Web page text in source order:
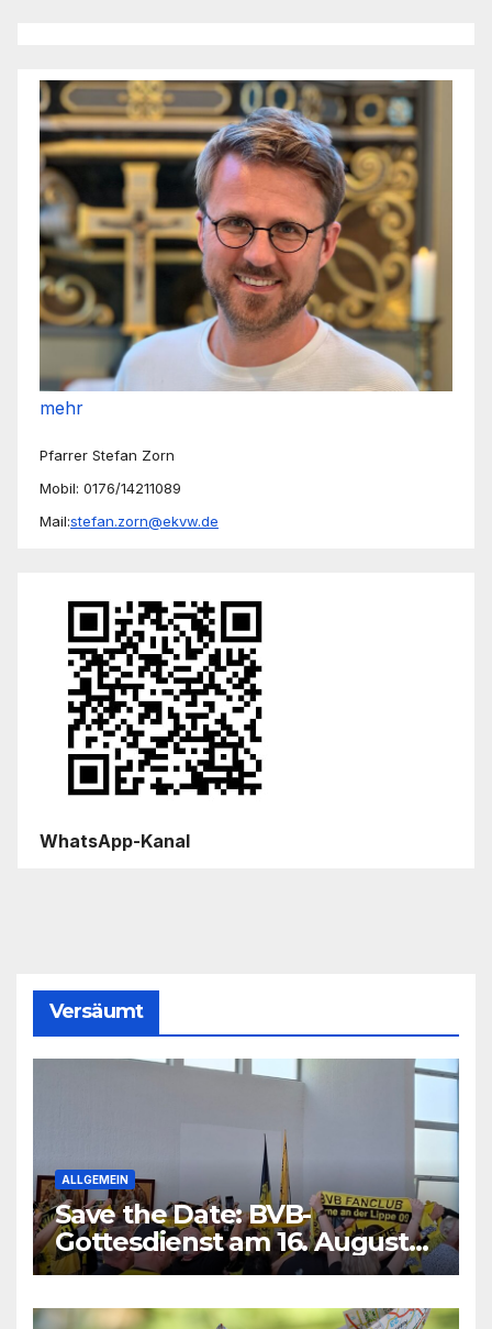
mehr
Pfarrer Stefan Zorn
Mobil: 0176/14211089
Mail:stefan.zorn@ekvw.de
WhatsApp-Kanal
Versäumt
ALLGEMEIN
Save the Date: BVB-
Gottesdienst am 16. August
2026